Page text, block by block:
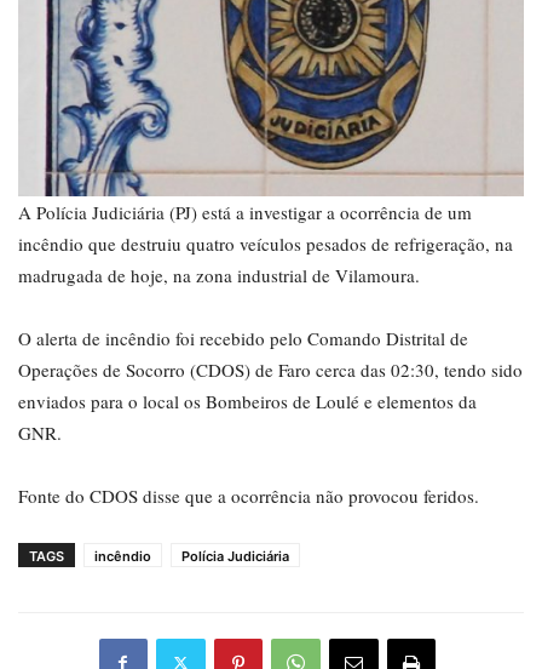
A Polícia Judiciária (PJ) está a investigar a ocorrência de um
incêndio que destruiu quatro veículos pesados de refrigeração, na
madrugada de hoje, na zona industrial de Vilamoura.
O alerta de incêndio foi recebido pelo Comando Distrital de
Operações de Socorro (CDOS) de Faro cerca das 02:30, tendo sido
enviados para o local os Bombeiros de Loulé e elementos da
GNR.
Fonte do CDOS disse que a ocorrência não provocou feridos.
TAGS incêndio Polícia Judiciária